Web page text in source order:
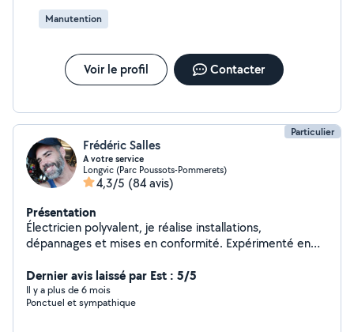
Manutention
Voir le profil Contacter
Particulier
Frédéric Salles
A votre service
Longvic (Parc Poussots-Pommerets)
4,3/5 (84 avis)
Présentation
Électricien polyvalent, je réalise installations,
dépannages et mises en conformité. Expérimenté en
divers travaux de bricolage et aide à domicile. Sérieux et
efficace.
Dernier avis laissé par Est : 5/5
Il y a plus de 6 mois
Ponctuel et sympathique